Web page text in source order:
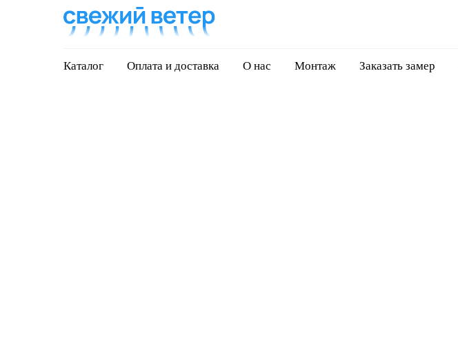
Каталог Оплата и доставка О нас Монтаж Заказать замер